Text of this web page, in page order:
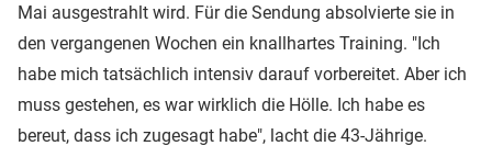
Mai ausgestrahlt wird. Für die Sendung absolvierte sie in
den vergangenen Wochen ein knallhartes Training. "Ich
habe mich tatsächlich intensiv darauf vorbereitet. Aber ich
muss gestehen, es war wirklich die Hölle. Ich habe es
bereut, dass ich zugesagt habe", lacht die 43-Jährige.